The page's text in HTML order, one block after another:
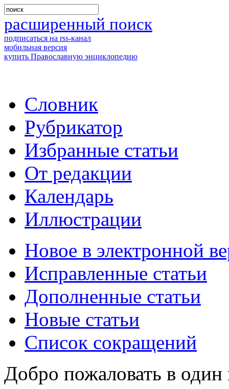
расширенный поиск
подписаться на rss-канал
мобильная версия
купить Православную энциклопедию
Словник
Рубрикатор
Избранные статьи
От редакции
Календарь
Иллюстрации
Новое в электронной
Исправленные статьи
Дополненные статьи
Новые статьи
Список сокращений
Добро пожаловать в